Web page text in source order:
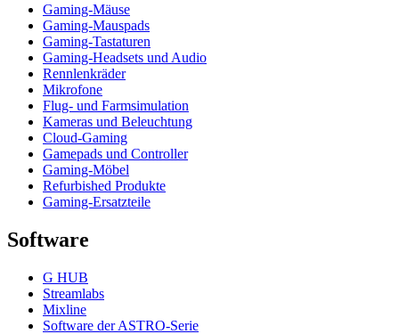
Gaming-Mäuse
Gaming-Mauspads
Gaming-Tastaturen
Gaming-Headsets und Audio
Rennlenkräder
Mikrofone
Flug- und Farmsimulation
Kameras und Beleuchtung
Cloud-Gaming
Gamepads und Controller
Gaming-Möbel
Refurbished Produkte
Gaming-Ersatzteile
Software
G HUB
Streamlabs
Mixline
Software der ASTRO-Serie